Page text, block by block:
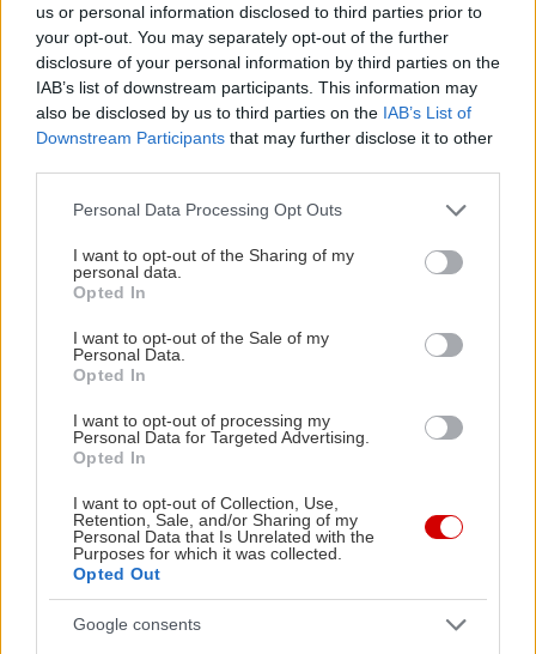
us or personal information disclosed to third parties prior to
your opt-out. You may separately opt-out of the further
disclosure of your personal information by third parties on the
IAB’s list of downstream participants. This information may
also be disclosed by us to third parties on the IAB’s List of
Downstream Participants that may further disclose it to other
Please note that this website/app uses one or more Google
not limited to your visit or usage behaviour. You may click to
grant or deny consent to Google and its third-party tags to
use your data for below specified purposes in below Google
consent section.
Personal Data Processing Opt Outs
I want to opt-out of the Sharing of my
personal data.
Opted In
I want to opt-out of the Sale of my
Personal Data.
Opted In
I want to opt-out of processing my
Personal Data for Targeted Advertising.
Opted In
I want to opt-out of Collection, Use,
Retention, Sale, and/or Sharing of my
Personal Data that Is Unrelated with the
Purposes for which it was collected.
Opted Out
Google consents
Έρευνες μάλιστα δείχνουν ότι οι άνθρωποι που
ασχολούνται τακτικά με τον διαλογισμό ή
ασκήσεις ενσυνειδητότητας παρουσιάζουν
βελτιώσεις στη μνήμη και την ικανότητα
εντάξεις μερικές λεπτά ημερήσιας
καθημερινότητά σου για να βελτιώσεις την μνήμη
και να μειώσεις το άγχος.